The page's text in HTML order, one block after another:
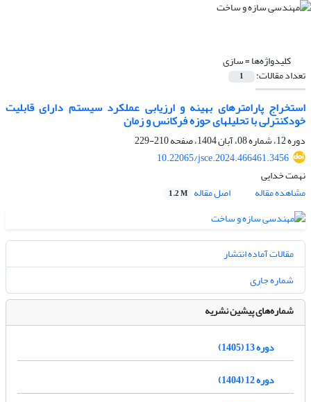
کلیدواژه‌ها =سازی
تعداد مقالات: 1
استخراج پارامترهای بهینه و ارزیابی عملکرد سیستم دارای قابلیت
خودکنترلی با تحلیل‏های حوزه فرکانس و زمان
دوره 12، شماره 08، آبان 1404، صفحه
210-229
10.22065/jsce.2024.466461.3456
نهمت خدایی
مشاهده مقاله
اصل مقاله 1.2 M
مقالات آماده انتشار
شماره جاری
شماره‌های پیشین نشریه
دوره 13 (1405)
دوره 12 (1404)